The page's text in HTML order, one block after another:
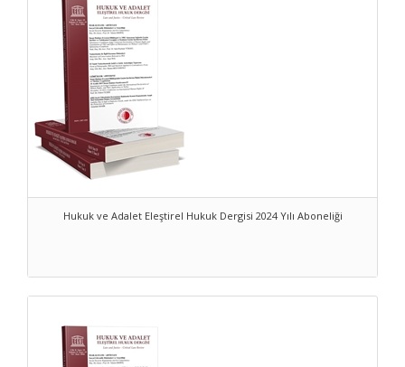
Hukuk ve Adalet Eleştirel Hukuk Dergisi 2024 Yılı Aboneliği